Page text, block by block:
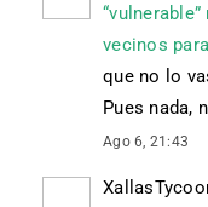
vecinos
que no lo
Pues nada,
Ago 6, 21:43